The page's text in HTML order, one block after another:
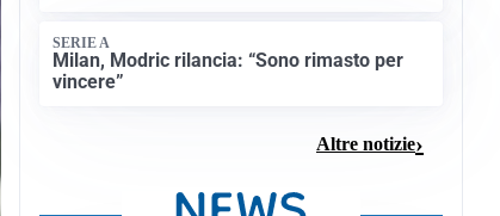
SERIE A
Milan, Modric rilancia: “Sono rimasto per
vincere”
Altre notizie